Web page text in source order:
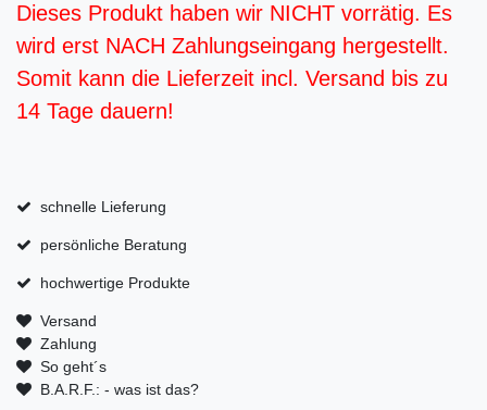
Dieses Produkt haben wir NICHT vorrätig. Es
wird erst NACH Zahlungseingang hergestellt.
Somit kann die Lieferzeit incl. Versand bis zu
14 Tage dauern!
schnelle Lieferung
persönliche Beratung
hochwertige Produkte
Versand
Zahlung
So geht´s
B.A.R.F.: - was ist das?